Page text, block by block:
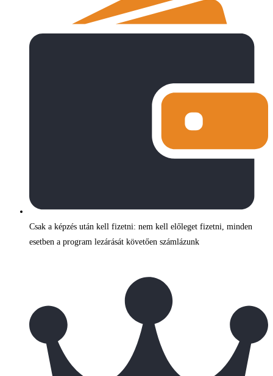
Csak a képzés után kell fizetni: nem kell előleget fizetni, minden
esetben a program lezárását követően számlázunk